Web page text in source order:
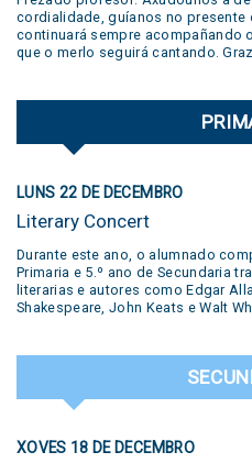
cordialidade, guíanos no
continuará sempre acompañando
que o merlo seguirá cantando.
LUNS 22 DE DECEMBRO
Literary Concert
Durante este ano, o alumnado
Primaria e 5.º ano de Secundaria
literarias e autores como Edgar
Shakespeare, John Keats e Walt
poemas, podcasts, salas de
estas propostas formaron parte
do inglés a través da arte, a
Literary Concert This year,
XOVES 18 DE DECEMBRO